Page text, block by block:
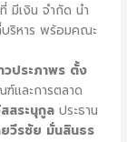
มีเงิน จำกัด นำ
บริหาร พร้อมคณะ
วประภาพร ตั้ง
และการตลาด
สระนุกูล ประธาน
วีรชัย มั่นสินธร